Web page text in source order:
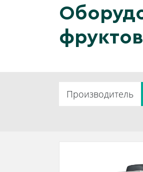
фруктов
Производитель